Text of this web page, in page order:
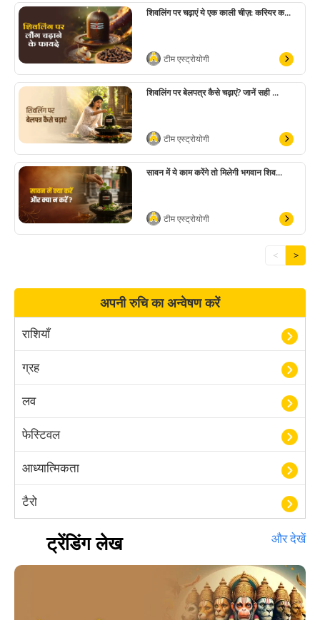
शिवलिंग पर चढ़ाएं ये एक काली चीज़: करियर क...
टीम एस्ट्रोयोगी
शिवलिंग पर बेलपत्र कैसे चढ़ाएं? जानें सही ...
टीम एस्ट्रोयोगी
सावन में ये काम करेंगे तो मिलेगी भगवान शिव...
टीम एस्ट्रोयोगी
< >
अपनी रुचि का अन्वेषण करें
राशियाँ
ग्रह
लव
फेस्टिवल
आध्यात्मिकता
टैरो
हस्तरेखा शास्त्र
बॉलीवुड
ट्रेंडिंग लेख और देखें